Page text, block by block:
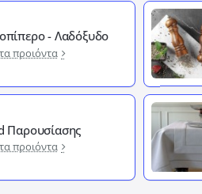
- Λαδόξυδο
προιόντα
Παρουσίασης
προιόντα